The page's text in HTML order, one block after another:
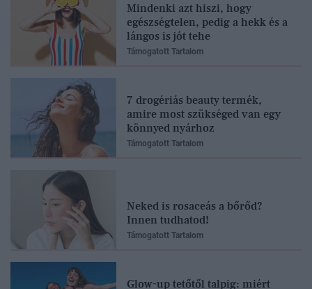
Mindenki azt hiszi, hogy
egészségtelen, pedig a hekk és a
lángos is jót tehe
Támogatott Tartalom
7 drogériás beauty termék,
amire most szükséged van egy
könnyed nyárhoz
Támogatott Tartalom
Neked is rosaceás a bőrőd?
Innen tudhatod!
Támogatott Tartalom
Glow-up tetőtől talpig: miért